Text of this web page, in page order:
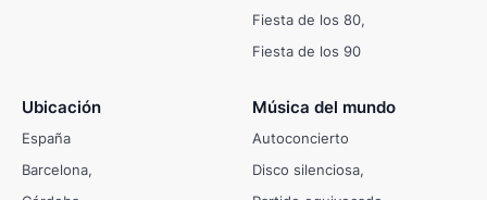
Fiesta de los 80
Fiesta de los 90
Ubicación
España
Barcelona
Música del mundo
Autoconcierto
Disco silenciosa